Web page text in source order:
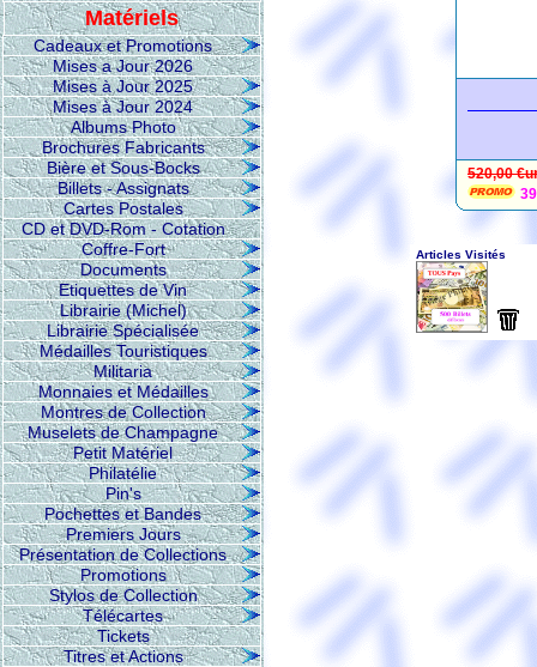
Matériels
Cadeaux et Promotions
Mises a Jour 2026
Mises à Jour 2025
Mises à Jour 2024
Albums Photo
Brochures Fabricants
Bière et Sous-Bocks
Billets - Assignats
Cartes Postales
CD et DVD-Rom - Cotation
Coffre-Fort
Documents
Etiquettes de Vin
Librairie (Michel)
Librairie Spécialisée
Médailles Touristiques
Militaria
Monnaies et Médailles
Montres de Collection
Muselets de Champagne
Petit Matériel
Philatélie
Pin's
Pochettes et Bandes
Premiers Jours
Présentation de Collections
Promotions
Stylos de Collection
Télécartes
Tickets
Titres et Actions
520,00